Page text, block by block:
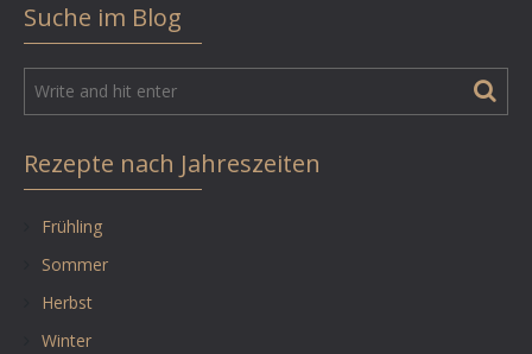
Suche im Blog
Rezepte nach Jahreszeiten
Frühling
Sommer
Herbst
Winter